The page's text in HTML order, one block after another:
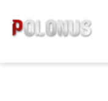
obsah